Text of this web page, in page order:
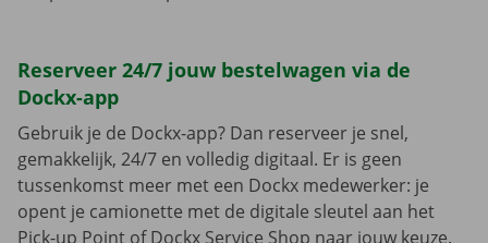
Reserveer 24/7 jouw bestelwagen via de
Dockx-app
Gebruik je de Dockx-app? Dan reserveer je snel,
gemakkelijk, 24/7 en volledig digitaal. Er is geen
tussenkomst meer met een Dockx medewerker: je
opent je camionette met de digitale sleutel aan het
Pick-up Point of Dockx Service Shop naar jouw keuze.